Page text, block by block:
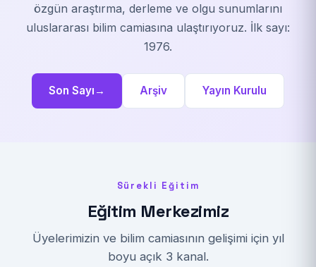
özgün araştırma, derleme ve olgu sunumlarını
uluslararası bilim camiasına ulaştırıyoruz. İlk sayı:
1976.
Son Sayı → Arşiv Yayın Kurulu
Sürekli Eğitim
Eğitim Merkezimiz
Üyelerimizin ve bilim camiasının gelişimi için yıl
boyu açık 3 kanal.